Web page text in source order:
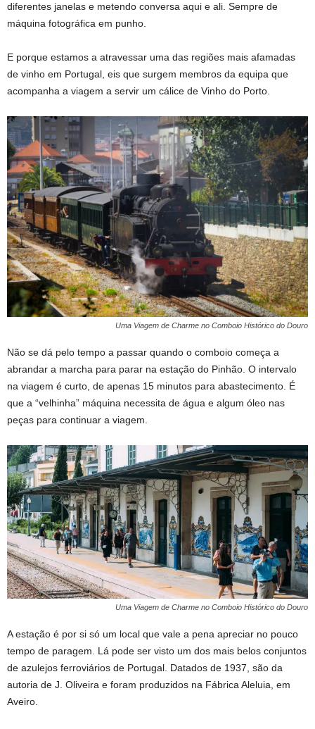
diferentes janelas e metendo conversa aqui e ali. Sempre de
máquina fotográfica em punho.
E porque estamos a atravessar uma das regiões mais afamadas
de vinho em Portugal, eis que surgem membros da equipa que
acompanha a viagem a servir um cálice de Vinho do Porto.
Uma Viagem de Charme no Comboio Histórico do Douro
Não se dá pelo tempo a passar quando o comboio começa a
abrandar a marcha para parar na estação do Pinhão. O intervalo
na viagem é curto, de apenas 15 minutos para abastecimento. É
que a “velhinha” máquina necessita de água e algum óleo nas
peças para continuar a viagem.
Uma Viagem de Charme no Comboio Histórico do Douro
A estação é por si só um local que vale a pena apreciar no pouco
tempo de paragem. Lá pode ser visto um dos mais belos conjuntos
de azulejos ferroviários de Portugal. Datados de 1937, são da
autoria de J. Oliveira e foram produzidos na Fábrica Aleluia, em
Aveiro.